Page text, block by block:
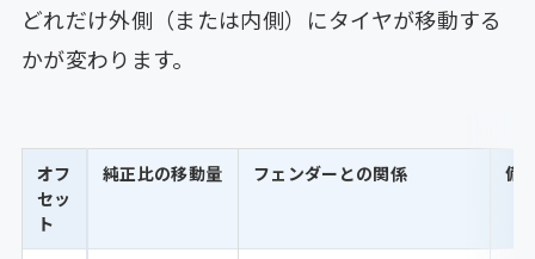
どれだけ外側（または内側）にタイヤが移動する
かが変わります。
オフ
セッ
ト
純正比の移動量 フェンダーとの関係 備